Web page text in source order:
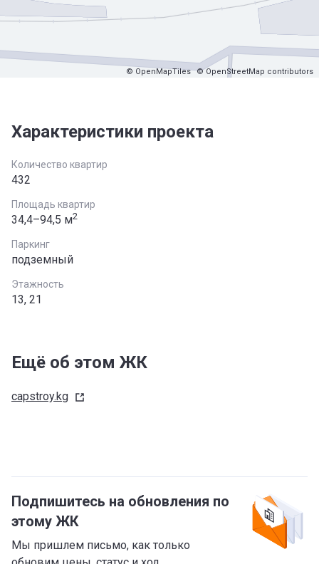
© OpenMapTiles © OpenStreetMap contributors
Характеристики проекта
Количество квартир
432
Площадь квартир
34,4–94,5 м2
Паркинг
подземный
Этажность
13, 21
Ещё об этом ЖК
capstroy.kg
Подпишитесь на обновления по
этому ЖК
Мы пришлем письмо, как только